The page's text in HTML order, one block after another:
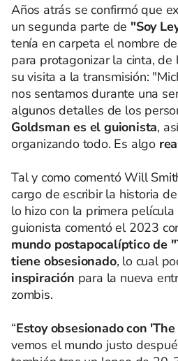
Años atrás se confirmó que
un segunda parte de "Soy
tenía en carpeta el nombre de
para protagonizar la cinta,
su visita a la transmisión:
nos sentamos durante una
algunos detalles de los
Goldsman es el guionista,
organizando todo. Es algo
Tal y como comentó Will
cargo de escribir la historia
lo hizo con la primera
guionista comentó el 2023
mundo postapocalíptico de
tiene obsesionado, lo cual
inspiración para la nueva
zombis.
“Estoy obsesionado con
vemos el mundo justo